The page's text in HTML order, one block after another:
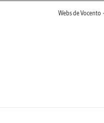
Webs de Vocento